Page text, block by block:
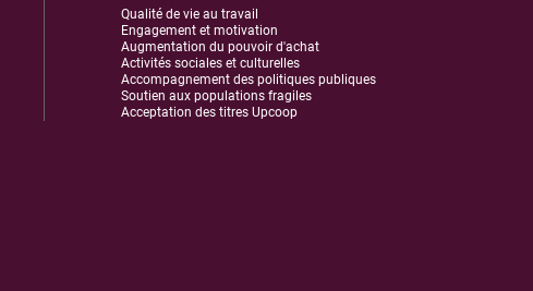
Qualité de vie au travail
Engagement et motivation
Augmentation du pouvoir d'achat
Activités sociales et culturelles
Accompagnement des politiques publiques
Soutien aux populations fragiles
Acceptation des titres Upcoop